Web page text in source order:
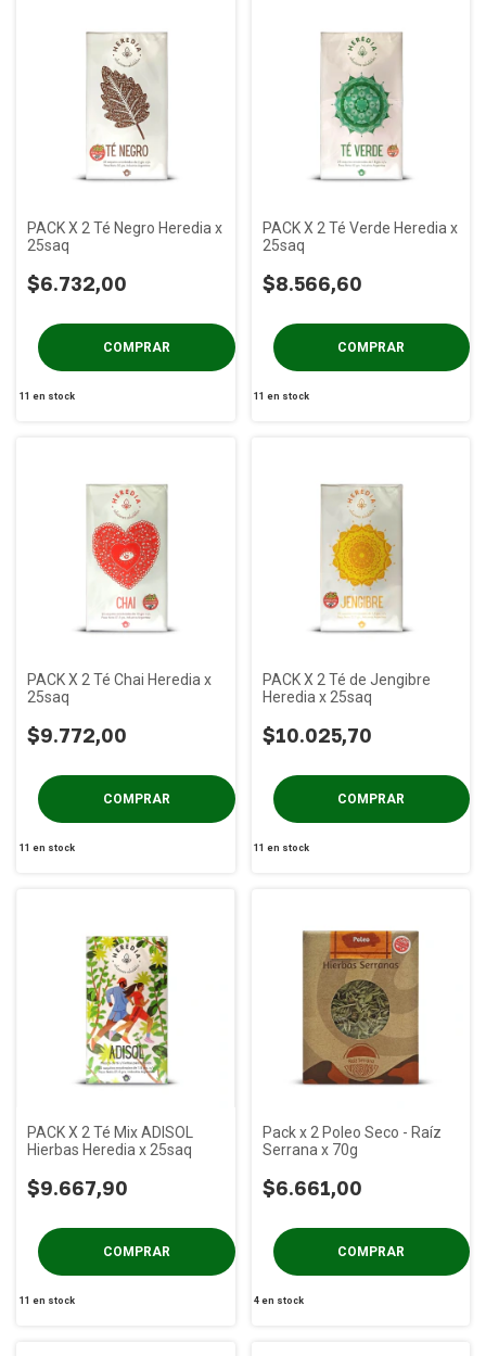
PACK X 2 Té Negro Heredia x
25saq
$6.732,00
11 en stock
PACK X 2 Té Verde Heredia x
25saq
$8.566,60
11 en stock
PACK X 2 Té Chai Heredia x
25saq
$9.772,00
11 en stock
PACK X 2 Té de Jengibre
Heredia x 25saq
$10.025,70
11 en stock
PACK X 2 Té Mix ADISOL
Hierbas Heredia x 25saq
$9.667,90
11 en stock
Pack x 2 Poleo Seco - Raíz
Serrana x 70g
$6.661,00
4 en stock